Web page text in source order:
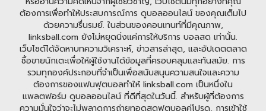
ต้องการเพื่อทำให้ประสบการณ์การ ดูบอลออนไลน์ ของคุณเต็มไป
ด้วยความรื่นรมย์. ในส่วนของคอนเทนท์ที่มีคุณภาพ,
linksball.com ยังไม่หยุดนิ่งแค่การให้บริการ บอลสด เท่านั้น.
เว็บไซต์ได้จัดหาบทความวิเคราะห์, ข่าวสารล่าสุด, และอัปเดตตลาด
ซื้อขายนักเตะเพื่อให้ผู้ใช้งานได้ข้อมูลที่ครอบคลุมและทันสมัย. การ
รวมทุกองค์ประกอบที่จำเป็นเพื่อสนับสนุนความสนใจและความ
ต้องการของแฟนฟุตบอลทำให้ linksball.com เป็นหนึ่งใน
แพลตฟอร์ม ดูบอลออนไลน์ ที่ดีที่สุดในวันนี้. สำหรับผู้ที่ต้องการ
ความมั่นใจว่าจะไม่พลาดการถ่ายทอดสดฟุตบอลคู่โปรด, การเข้าใช้